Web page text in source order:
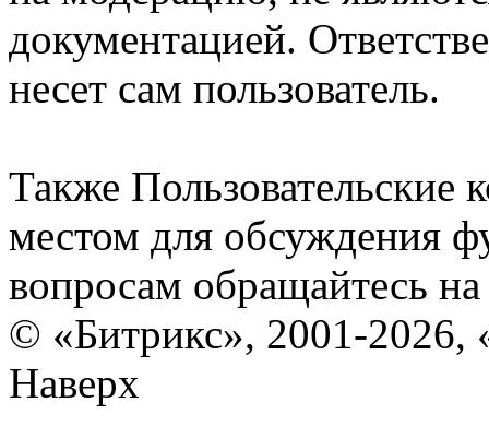
документацией.
несет сам пользователь.
Также Пользовательские
местом для обсуждения
вопросам обращайтесь
© «Битрикс», 2001-2026,
Наверх